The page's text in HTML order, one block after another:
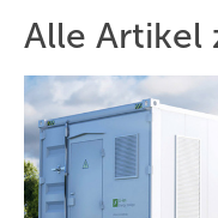
Alle Artikel